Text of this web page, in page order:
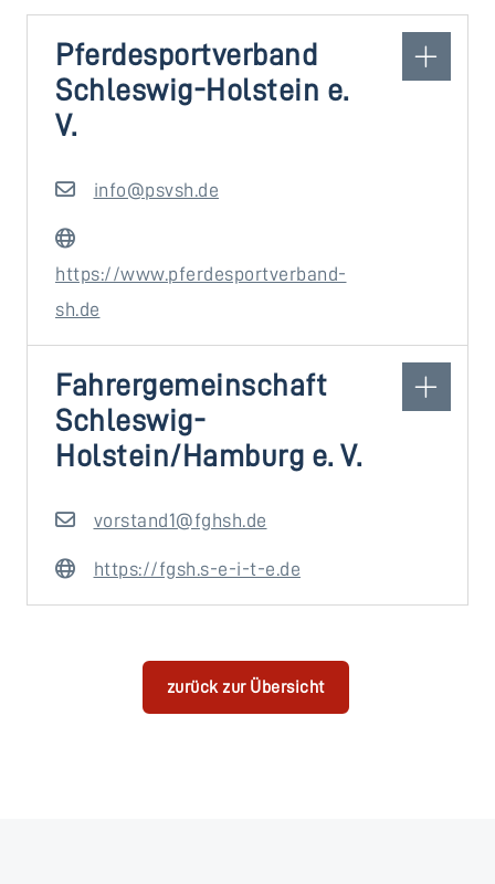
Pferdesportverband
Schleswig-Holstein e.
V.
info@psvsh.de
https://www.pferdesportverband-
sh.de
Fahrergemeinschaft
Schleswig-
Holstein/Hamburg e. V.
vorstand1@fghsh.de
https://fgsh.s-e-i-t-e.de
zurück zur Übersicht